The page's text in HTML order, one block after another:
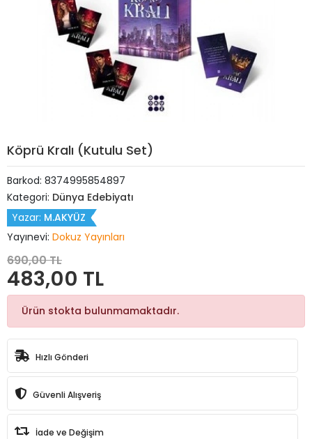
Köprü Kralı (Kutulu Set)
Barkod: 8374995854897
Kategori: Dünya Edebiyatı
Yazar: M.AKYÜZ
Yayınevi: Dokuz Yayınları
690,00 TL
483,00 TL
Ürün stokta bulunmamaktadır.
Hızlı Gönderi
Güvenli Alışveriş
İade ve Değişim